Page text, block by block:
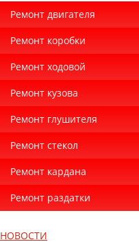
Ремонт двигателя
Ремонт коробки
Ремонт ходовой
Ремонт кузова
Ремонт глушителя
Ремонт стекол
Ремонт кардана
Ремонт раздатки
НОВОСТИ